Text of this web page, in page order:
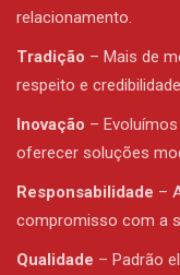
relacionamento.
Tradição – Mais de
respeito e
Inovação –
oferecer soluções
Responsabilidade –
compromisso com a
Qualidade – Padrão